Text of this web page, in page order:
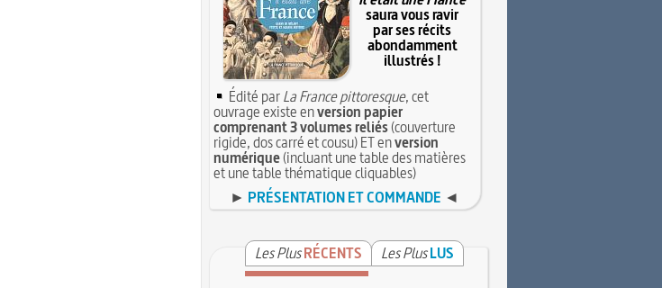
saura vous ravir
par ses récits
abondamment
illustrés !
Édité parLa France pittoresque, cet
ouvrage existe enversion papier
comprenant 3 volumes reliés(couverture
rigide, dos carré et cousu) ET enversion
numérique(incluant une table des matières
et une table thématique cliquables)
► PRÉSENTATION ET COMMANDE ◄
Les Plus RÉCENTS Les Plus LUS